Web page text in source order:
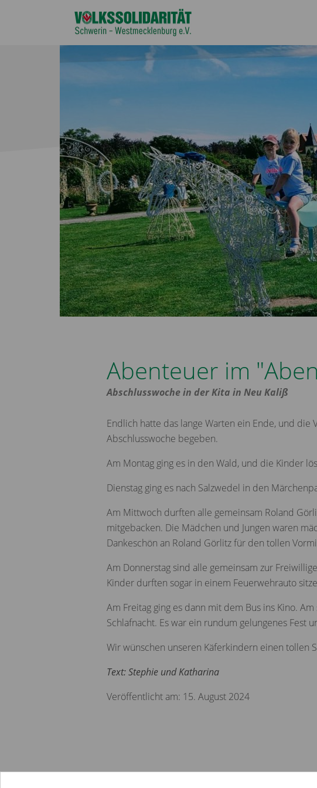
Abenteuer im
Abschlusswoche in der Kita in Neu Kaliß
Endlich hatte das lange Warten ein Ende, und
Abschlusswoche begeben.
Am Montag ging es in den Wald, und die Kinder
Dienstag ging es nach Salzwedel in den
Am Mittwoch durften alle gemeinsam Roland
mitgebacken. Die Mädchen und Jungen waren
Dankeschön an Roland Görlitz für den tollen
Am Donnerstag sind alle gemeinsam zur
Kinder durften sogar in einem Feuerwehrauto
Am Freitag ging es dann mit dem Bus ins Kino.
Schlafnacht. Es war ein rundum gelungenes Fest
Wir wünschen unseren Käferkindern einen tollen
Text: Stephie und Katharina
Veröffentlicht am: 15. August 2024